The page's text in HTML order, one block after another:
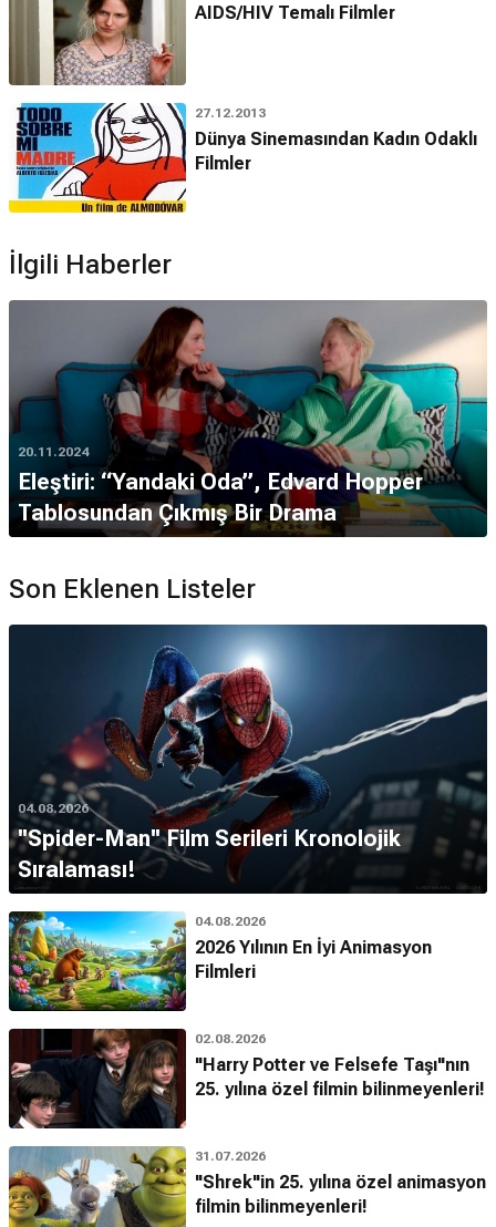
AIDS/HIV Temalı Filmler
27.12.2013
Dünya Sinemasından Kadın Odaklı
Filmler
İlgili Haberler
20.11.2024
Eleştiri: “Yandaki Oda”, Edvard Hopper
Tablosundan Çıkmış Bir Drama
Son Eklenen Listeler
04.08.2026
''Spider-Man'' Film Serileri Kronolojik
Sıralaması!
04.08.2026
2026 Yılının En İyi Animasyon
Filmleri
02.08.2026
"Harry Potter ve Felsefe Taşı"nın
25. yılına özel filmin bilinmeyenleri!
31.07.2026
"Shrek"in 25. yılına özel animasyon
filmin bilinmeyenleri!